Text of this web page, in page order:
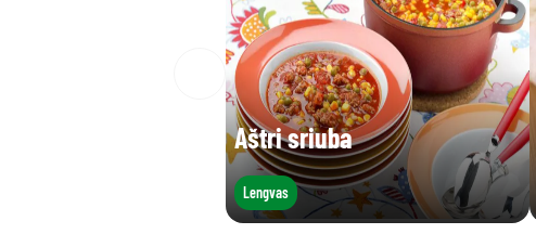
Aštri sriuba
Lengvas